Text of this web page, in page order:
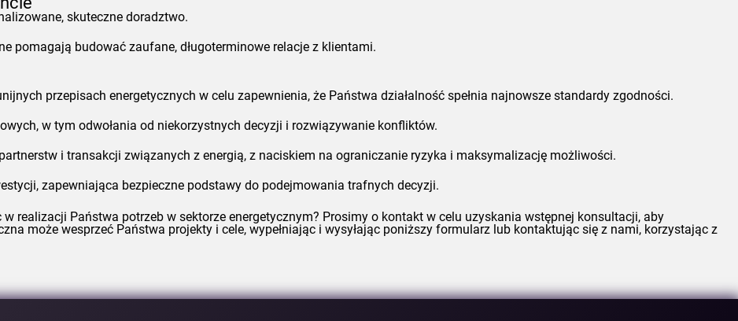
skuteczne doradztwo.
pomagają budować zaufane, długoterminowe relacje z klientami.
przepisach energetycznych w celu zapewnienia, że Państwa działalność spełnia najnowsze standardy zgodności.
w tym odwołania od niekorzystnych decyzji i rozwiązywanie konfliktów.
i transakcji związanych z energią, z naciskiem na ograniczanie ryzyka i maksymalizację możliwości.
zapewniająca bezpieczne podstawy do podejmowania trafnych decyzji.
realizacji Państwa potrzeb w sektorze energetycznym? Prosimy o kontakt w celu uzyskania wstępnej konsultacji, aby
może wesprzeć Państwa projekty i cele, wypełniając i wysyłając poniższy formularz lub kontaktując się z nami, korzystając z